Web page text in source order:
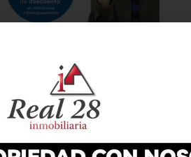
de Paredes de Nava,
en el CEIP Miguel
en que consiste el
ha hablado de como